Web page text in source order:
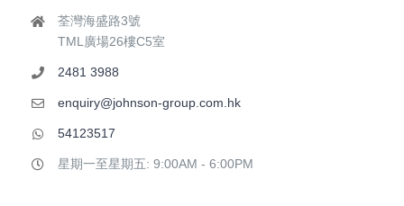
荃灣海盛路3號
TML廣場26樓C5室
2481 3988
enquiry@johnson-group.com.hk
54123517
星期一至星期五: 9:00AM - 6:00PM